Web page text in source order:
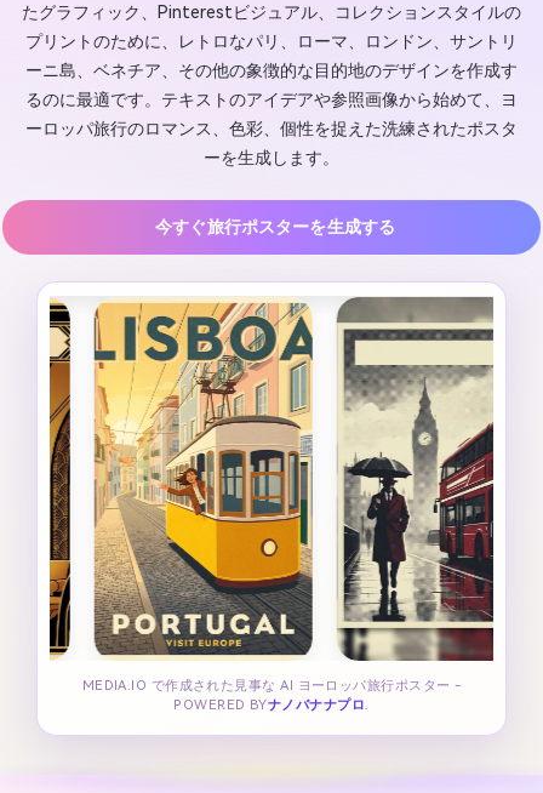
たグラフィック、Pinterestビジュアル、コレクションスタイルの
プリントのために、レトロなパリ、ローマ、ロンドン、サントリ
ーニ島、ベネチア、その他の象徴的な目的地のデザインを作成す
るのに最適です。テキストのアイデアや参照画像から始めて、ヨ
ーロッパ旅行のロマンス、色彩、個性を捉えた洗練されたポスタ
ーを生成します。
今すぐ旅行ポスターを生成する
MEDIA.IO で作成された見事な AI ヨーロッパ旅行ポスター -
POWERED BYナノバナナプロ.